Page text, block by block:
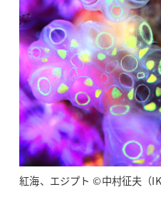
紅海、エジプト ©中村征夫（